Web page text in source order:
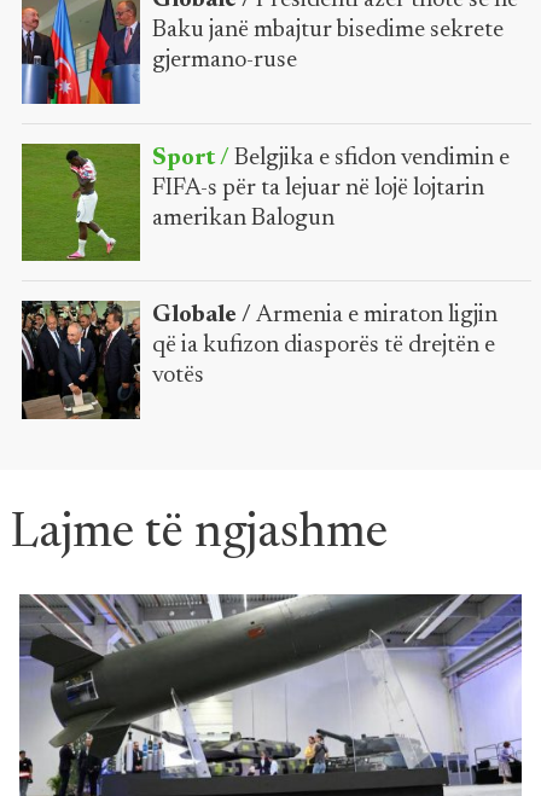
Baku janë mbajtur bisedime sekrete
gjermano-ruse
Sport / Belgjika e sfidon vendimin e
FIFA-s për ta lejuar në lojë lojtarin
amerikan Balogun
Globale / Armenia e miraton ligjin
që ia kufizon diasporës të drejtën e
votës
Lajme të ngjashme